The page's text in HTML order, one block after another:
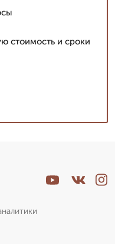
стоимость и сроки